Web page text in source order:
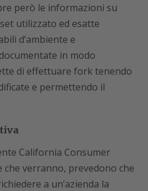
però le informazioni su
utilizzato ed esatte
d’ambiente e
in modo
di effettuare fork tenendo
e permettendo il
California Consumer
che verranno, prevedono che
a un’azienda la